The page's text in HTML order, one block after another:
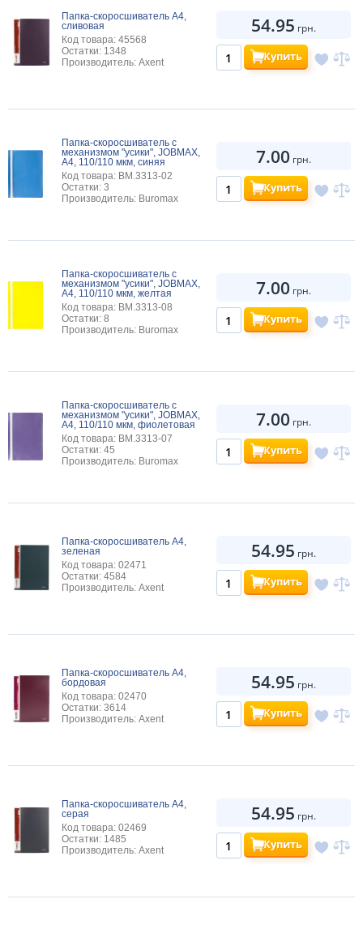
Папка-скоросшиватель А4,
сливовая
Код товара: 45568
Остатки: 1348
Производитель: Axent
54.95 грн.
Купить
Папка-скоросшиватель с
механизмом "усики", JOBMAX,
А4, 110/110 мкм, синяя
Код товара: BM.3313-02
Остатки: 3
Производитель: Buromax
7.00 грн.
Купить
Папка-скоросшиватель с
механизмом "усики", JOBMAX,
А4, 110/110 мкм, желтая
Код товара: BM.3313-08
Остатки: 8
Производитель: Buromax
7.00 грн.
Купить
Папка-скоросшиватель с
механизмом "усики", JOBMAX,
А4, 110/110 мкм, фиолетовая
Код товара: BM.3313-07
Остатки: 45
Производитель: Buromax
7.00 грн.
Купить
Папка-скоросшиватель А4,
зеленая
Код товара: 02471
Остатки: 4584
Производитель: Axent
54.95 грн.
Купить
Папка-скоросшиватель А4,
бордовая
Код товара: 02470
Остатки: 3614
Производитель: Axent
54.95 грн.
Купить
Папка-скоросшиватель А4,
серая
Код товара: 02469
Остатки: 1485
Производитель: Axent
54.95 грн.
Купить